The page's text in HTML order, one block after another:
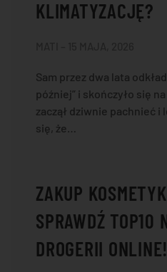
KLIMATYZACJĘ?
Sam przez dwa lata
później” i skończyło się
zaczął dziwnie pachnieć i
się, że…
ZAKUP
SPRAWDŹ TOP10
DROGERII ONLINE!